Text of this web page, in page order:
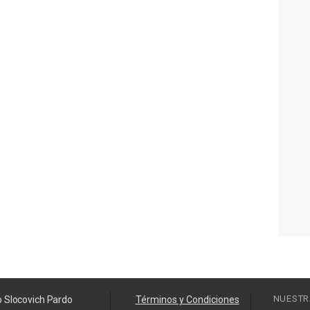
Slocovich Pardo Términos y Condiciones